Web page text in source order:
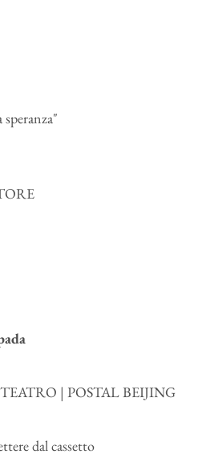
| POSTAL BEIJING
dal cassetto